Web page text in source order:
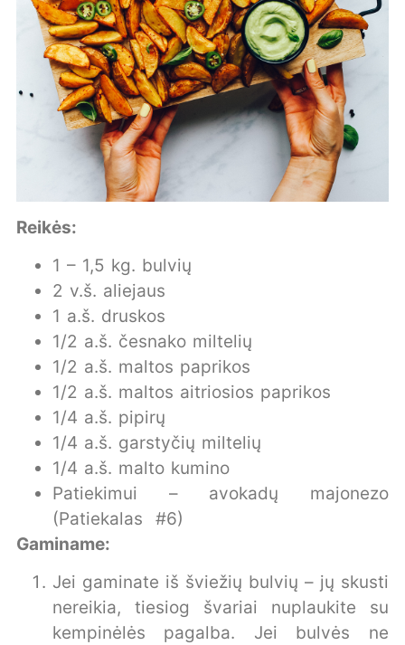
Reikės:
1 – 1,5 kg. bulvių
2 v.š. aliejaus
1 a.š. druskos
1/2 a.š. česnako miltelių
1/2 a.š. maltos paprikos
1/2 a.š. maltos aitriosios paprikos
1/4 a.š. pipirų
1/4 a.š. garstyčių miltelių
1/4 a.š. malto kumino
Patiekimui – avokadų majonezo
(Patiekalas #6)
Gaminame:
Jei gaminate iš šviežių bulvių – jų skusti
nereikia, tiesiog švariai nuplaukite su
kempinėlės pagalba. Jei bulvės ne